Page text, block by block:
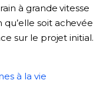
à grande vitesse
soit achevée
sur le projet initial.
à la vie